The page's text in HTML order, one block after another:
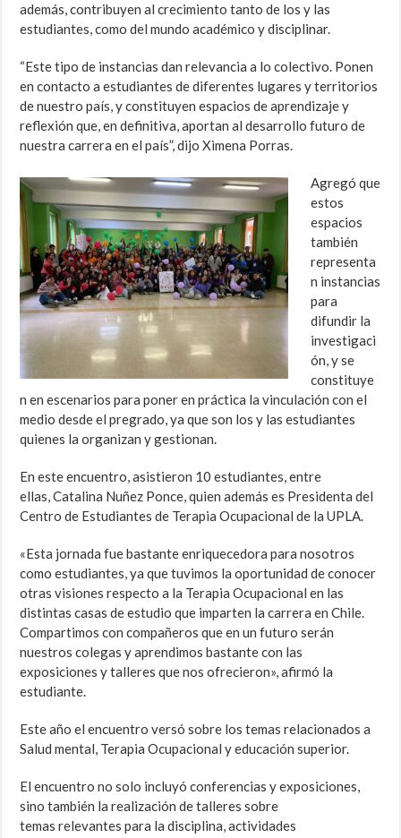
además, contribuyen al crecimiento tanto de los y las
estudiantes, como del mundo académico y disciplinar.
“Este tipo de instancias dan relevancia a lo colectivo. Ponen
en contacto a estudiantes de diferentes lugares y territorios
de nuestro país, y constituyen espacios de aprendizaje y
reflexión que, en definitiva, aportan al desarrollo futuro de
nuestra carrera en el país”, dijo Ximena Porras.
Agregó que
estos
espacios
también
representa
n instancias
para
difundir la
investigaci
ón, y se
constituye
n en escenarios para poner en práctica la vinculación con el
medio desde el pregrado, ya que son los y las estudiantes
quienes la organizan y gestionan.
En este encuentro, asistieron 10 estudiantes, entre
ellas, Catalina Nuñez Ponce, quien además es Presidenta del
Centro de Estudiantes de Terapia Ocupacional de la UPLA.
«Esta jornada fue bastante enriquecedora para nosotros
como estudiantes, ya que tuvimos la oportunidad de conocer
otras visiones respecto a la Terapia Ocupacional en las
distintas casas de estudio que imparten la carrera en Chile.
Compartimos con compañeros que en un futuro serán
nuestros colegas y aprendimos bastante con las
exposiciones y talleres que nos ofrecieron», afirmó la
estudiante.
Este año el encuentro versó sobre los temas relacionados a
Salud mental, Terapia Ocupacional y educación superior.
El encuentro no solo incluyó conferencias y exposiciones,
sino también la realización de talleres sobre
temas relevantes para la disciplina, actividades